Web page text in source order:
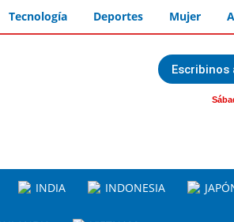
Tecnología Deportes Mujer
INDIA INDONESIA